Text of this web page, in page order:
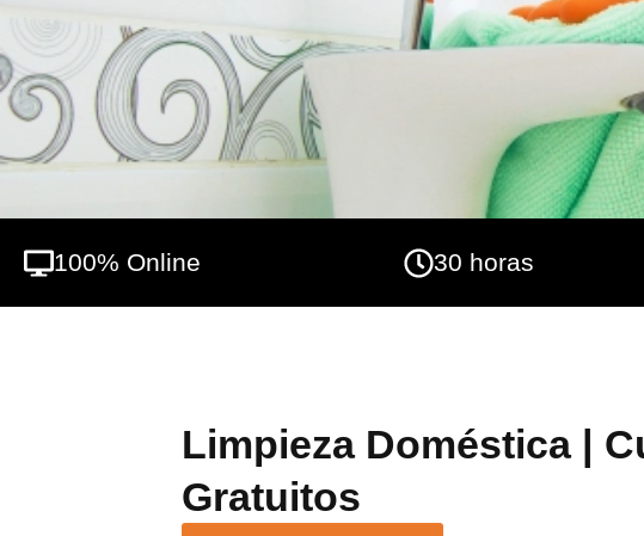
haga cargo de estas funciones. Así, el presente curso
particulares, en domicilios particulares.
100% Online 30 horas
Limpieza Doméstica |
Gratuitos